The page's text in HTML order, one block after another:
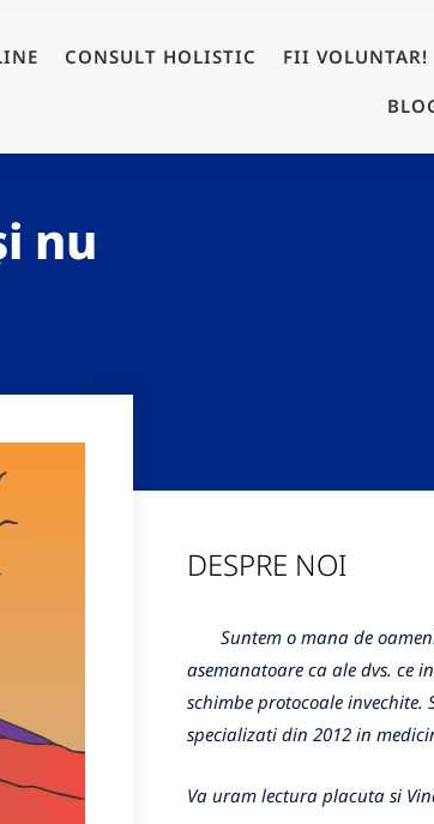
CONSULT HOLISTIC FII VOLUNTAR!
nu
DESPRE NOI
Suntem o mana de
asemanatoare ca ale dvs. ce
schimbe protocoale invechite.
specializati din 2012 in
Va uram lectura placuta si